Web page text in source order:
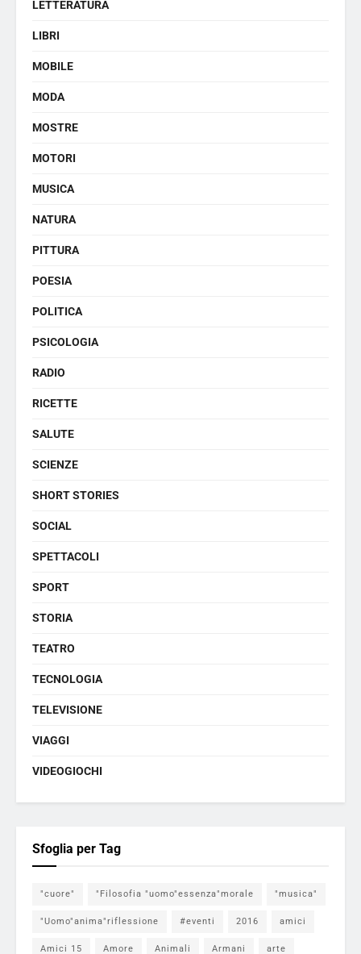
LETTERATURA
LIBRI
MOBILE
MODA
MOSTRE
MOTORI
MUSICA
NATURA
PITTURA
POESIA
POLITICA
PSICOLOGIA
RADIO
RICETTE
SALUTE
SCIENZE
SHORT STORIES
SOCIAL
SPETTACOLI
SPORT
STORIA
TEATRO
TECNOLOGIA
TELEVISIONE
VIAGGI
VIDEOGIOCHI
Sfoglia per Tag
"cuore" "Filosofia "uomo"essenza"morale "musica"
"Uomo"anima"riflessione #eventi 2016 amici
Amici 15 Amore Animali Armani arte